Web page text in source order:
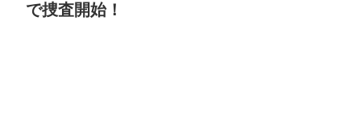
で捜査開始！